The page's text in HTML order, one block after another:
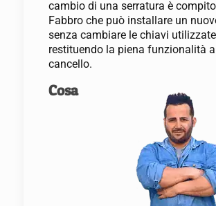
cambio di una serratura è
Fabbro che può installare un
senza cambiare le chiavi
restituendo la piena funzionalità
cancello.
Cosa